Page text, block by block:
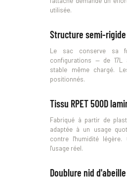
utilisée.
Structure semi-
Le sac conserve sa
configurations — de 17L
stable même chargé.
positionnés.
Tissu RPET 500D
Fabriqué à partir de
adaptée à un usage
contre l'humidité
l'usage réel.
Doublure nid d'abeille